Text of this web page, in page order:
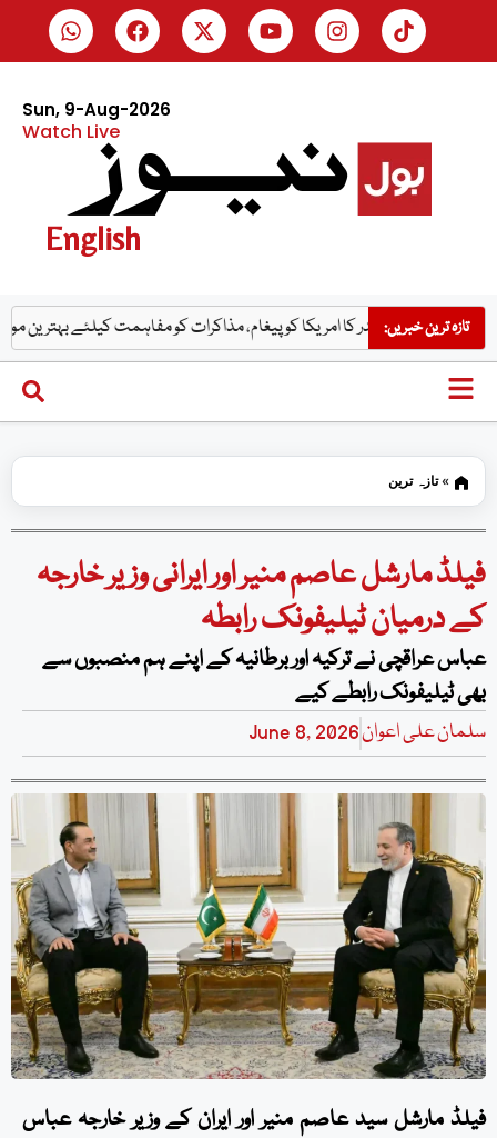
Sun, 9-Aug-2026
Watch Live
English
تازہ ترین خبریں:
صدر کا امریکا کو پیغام، مذاکرات کو مفاہمت کیلئے بہترین موقع قرار دے دیا
»تازہ ترین
فیلڈ مارشل عاصم منیر اور ایرانی وزیر خارجہ
کے درمیان ٹیلیفونک رابطہ
عباس عراقچی نے ترکیہ اور برطانیہ کے اپنے ہم منصبوں سے
بھی ٹیلیفونک رابطے کیے
سلمان علی اعوانJune 8, 2026
فیلڈ مارشل سید عاصم منیر اور ایران کے وزیر خارجہ عباس